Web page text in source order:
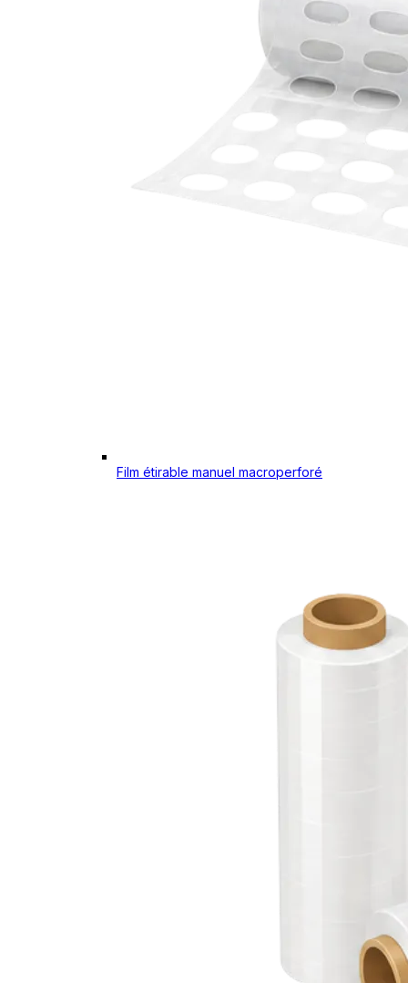
Film étirable manuel macroperforé